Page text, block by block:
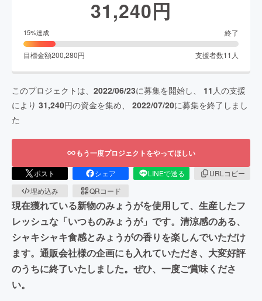
31,240円
15%達成 終了
目標金額200,280円 支援者数11 人
このプロジェクトは、 2022/06/23に募集を開始し、 11 人の支援
により 31,240円の資金を集め、 2022/07/20に募集を終了しまし
た
もう一度プロジェクトをやってほしい
ポスト シェア LINEで送る
URLコピー
埋め込み
QRコード
現在獲れている新物のみょうがを使用して、生産したフ
レッシュな「いつものみょうが」です。清涼感のある、
シャキシャキ食感とみょうがの香りを楽しんでいただけ
ます。通販会社様の企画にも入れていただき、大変好評
のうちに終了いたしました。ぜひ、一度ご賞味くださ
い。